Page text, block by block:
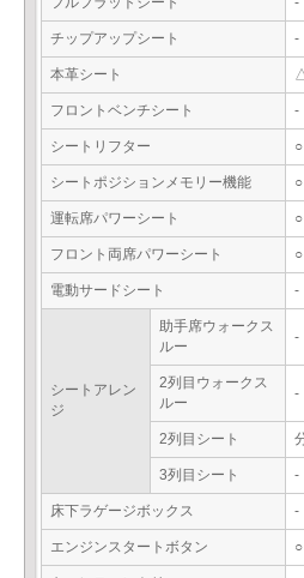
チップアップシート -
本革シート
フロントベンチシート -
シートリフター ○
シートポジションメモリー機能 ○
運転席パワーシート ○
フロント両席パワーシート ○
電動サードシート -
シートアレン
ジ
助手席ウォークス
ルー
-
2列目ウォークス
ルー
-
2列目シート
3列目シート -
床下ラゲージボックス -
エンジンスタートボタン ○